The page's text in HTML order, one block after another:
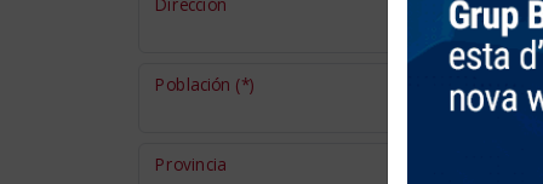
Población (*)
Provincia